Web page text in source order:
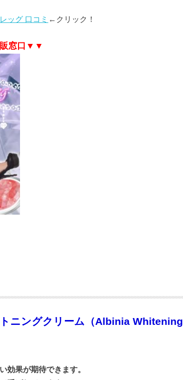
ッグ 口コミ ←クリック！
販窓口▼▼
ニングクリーム（Albinia Whitening
効果が期待できます。